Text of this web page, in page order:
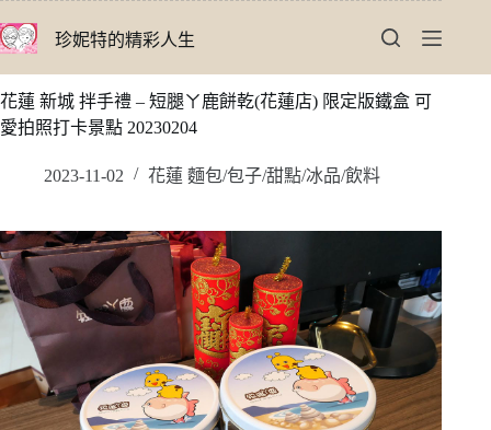
至
要
內
珍妮特的精彩人生
花蓮 新城 拌手禮 – 短腿ㄚ鹿餅乾(花蓮店) 限定版鐵盒 可
愛拍照打卡景點 20230204
2023-11-02 花蓮 麵包/包子/甜點/冰品/飲料